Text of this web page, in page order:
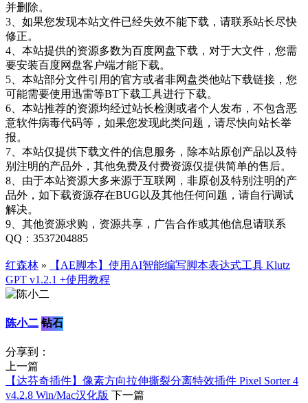
并删除。
3、如果您发现本站文件已经失效不能下载，请联系站长尽快
修正。
4、本站提供的资源多数为百度网盘下载，对于大文件，您需
要安装百度网盘客户端才能下载。
5、本站部分文件引用的官方或者非网盘类他站下载链接，您
可能需要使用迅雷等BT下载工具进行下载。
6、本站推荐的资源均经过站长检测或者个人发布，不包含恶
意软件病毒代码等，如果您发现此类问题，请尽快向站长举
报。
7、本站仅提供下载文件的信息服务，除本站原创产品以及特
别注明的产品外，其他免费及付费资源仅提供简单的售后。
8、由于本站资源大多来源于互联网，非原创及特别注明的产
品外，如下载资源存在BUG以及其他任何问题，请自行调试
解决。
9、其他资源求购，资源共享，广告合作或其他信息请联系
QQ：3537204885
红森林 »
【AE脚本】使用AI智能编写脚本表达式工具 Klutz
GPT v1.2.1 +使用教程
陈小二 钻石
分享到：
上一篇
【达芬奇插件】像素方向拉伸撕裂分离特效插件 Pixel Sorter 4
v4.2.8 Win/Mac汉化版 下一篇